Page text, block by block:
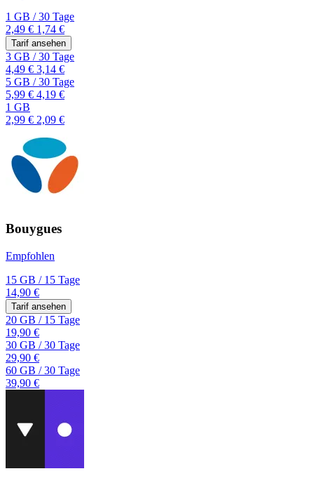
1 GB /30 Tage
2,49 € 1,74 €
Tarif ansehen
3 GB /30 Tage
4,49 € 3,14 €
5 GB /30 Tage
5,99 € 4,19 €
1 GB
2,99 € 2,09 €
Bouygues
Empfohlen
15 GB /15 Tage
14,90 €
Tarif ansehen
20 GB /15 Tage
19,90 €
30 GB /30 Tage
29,90 €
60 GB /30 Tage
39,90 €